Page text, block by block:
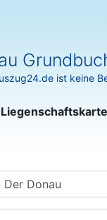
ist keine